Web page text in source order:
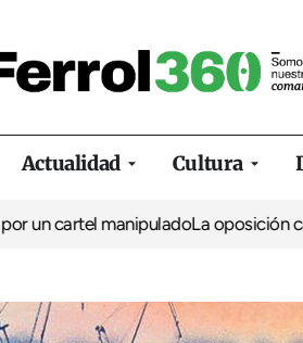
Actualidad Cultura
manipuladoLa oposición carga contra